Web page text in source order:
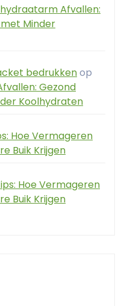
Afvallen:
Minder
bedrukkenop
Gezond
Koolhydraten
Hoe Vermageren
Buik Krijgen
Hoe Vermageren
Buik Krijgen